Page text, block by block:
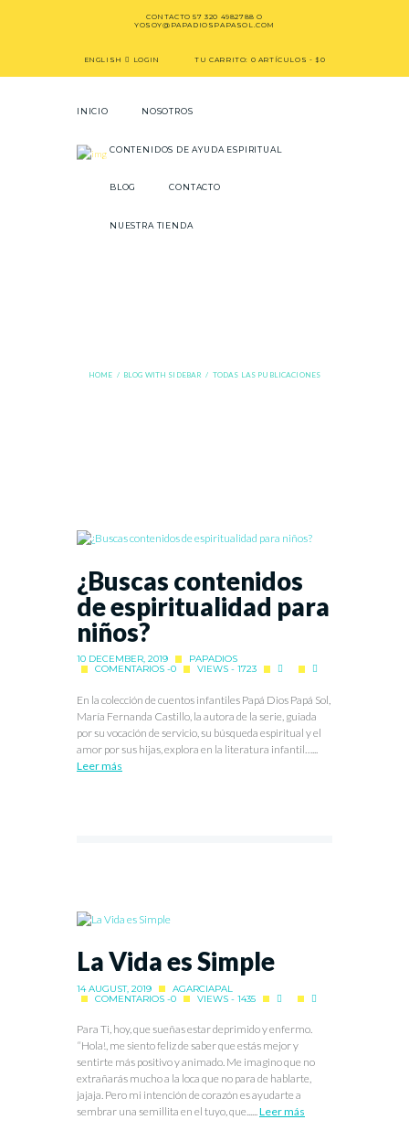
CONTACTO57 320 4982788 O
YOSOY@PAPADIOSPAPASOL.COM
ENGLISH LOGIN TU CARRITO: 0 ARTÍCULOS -$0
INICIO NOSOTROS
CONTENIDOS DE AYUDA ESPIRITUAL
BLOG CONTACTO
NUESTRA TIENDA
HOME BLOG WITH SIDEBAR TODAS LAS PUBLICACIONES
¿Buscas contenidos
de espiritualidad para
niños?
10 DECEMBER, 2019
PAPADIOS
COMENTARIOS -0
VIEWS - 1723
En la colección de cuentos infantiles Papá Dios Papá Sol,
María Fernanda Castillo, la autora de la serie, guiada
por su vocación de servicio, su búsqueda espiritual y el
amor por sus hijas, explora en la literatura infantil…...
Leer más
La Vida es Simple
14 AUGUST, 2019
AGARCIAPAL
COMENTARIOS -0
VIEWS - 1435
Para Ti, hoy, que sueñas estar deprimido y enfermo.
“Hola!, me siento feliz de saber que estás mejor y
sentirte más positivo y animado. Me imagino que no
extrañarás mucho a la loca que no para de hablarte,
jajaja. Pero mi intención de corazón es ayudarte a
sembrar una semillita en el tuyo, que...... Leer más